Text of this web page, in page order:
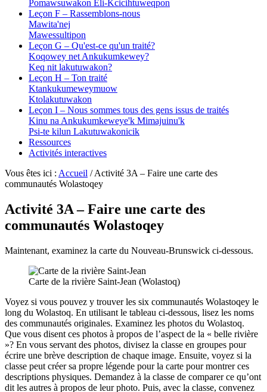
Pomawsuwakon Eli-Kcicihtuweqpon
Leçon F – Rassemblons-nous
Mawita'nej
Mawessultipon
Leçon G – Qu'est-ce qu'un traité?
Koqowey net Ankukumkewey?
Keq nit lakutuwakon?
Leçon H – Ton traité
Ktankukumeweymuow
Ktolakutuwakon
Leçon I – Nous sommes tous des gens issus de traités
Kinu na Ankukumkeweye'k Mimajuinu'k
Psi-te kilun Lakutuwakonicik
Ressources
Activités interactives
Vous êtes ici : Accueil /Activité 3A – Faire une carte des
communautés Wolastoqey
Activité 3A – Faire une carte des
communautés Wolastoqey
Maintenant, examinez la carte du Nouveau-Brunswick ci-dessous.
Carte de la rivière Saint-Jean (Wolastoq)
Voyez si vous pouvez y trouver les six communautés Wolastoqey le
long du Wolastoq. En utilisant le tableau ci-dessous, lisez les noms
des communautés originales. Examinez les photos du Wolastoq.
Que vous disent ces photos à propos de l’aspect de la « belle rivière
»? En vous servant des photos, divisez la classe en groupes pour
écrire une brève description de chaque image. Ensuite, voyez si la
classe peut créer sa propre légende pour la carte pour montrer ces
descriptions physiques. Demandez à la classe de comparer ce qu’ont
dit les autres à propos de leur photo. Puis, avec la classe, convenez